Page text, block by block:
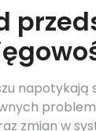
zmian w